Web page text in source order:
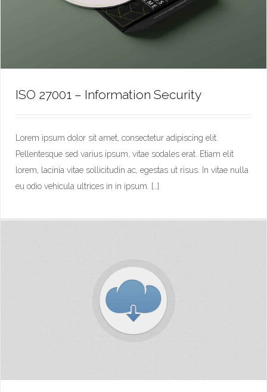
ISO 27001 – Information Security
ISO 27001 – Information Security
Lorem ipsum dolor sit amet, consectetur adipiscing elit.
Pellentesque sed varius ipsum, vitae sodales erat. Etiam elit
lorem, lacinia vitae sollicitudin ac, egestas ut risus. In vitae nulla
eu odio vehicula ultrices in in ipsum. […]